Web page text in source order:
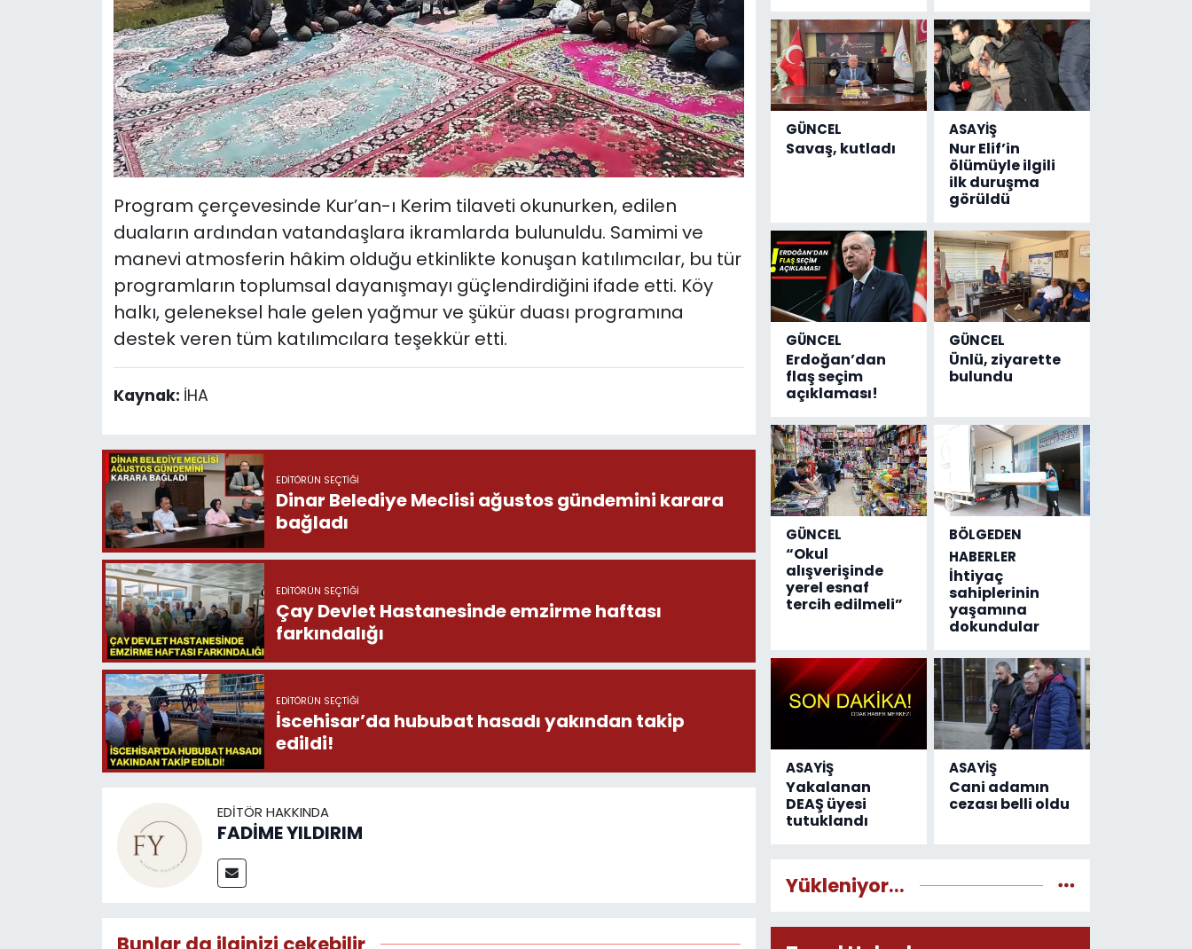
Program çerçevesinde Kur’an-ı Kerim tilaveti okunurken, edilen
duaların ardından vatandaşlara ikramlarda bulunuldu. Samimi ve
manevi atmosferin hâkim olduğu etkinlikte konuşan katılımcılar, bu tür
programların toplumsal dayanışmayı güçlendirdiğini ifade etti. Köy
halkı, geleneksel hale gelen yağmur ve şükür duası programına
destek veren tüm katılımcılara teşekkür etti.
Kaynak: İHA
EDITÖRÜN SEÇTIĞI
Dinar Belediye Meclisi ağustos gündemini karara
bağladı
EDITÖRÜN SEÇTIĞI
Çay Devlet Hastanesinde emzirme haftası
farkındalığı
EDITÖRÜN SEÇTIĞI
İscehisar’da hububat hasadı yakından takip
edildi!
EDITÖR HAKKINDA
FADİME YILDIRIM
GÜNCEL
Savaş, kutladı
ASAYİŞ
Nur Elif’in
ölümüyle ilgili
ilk duruşma
görüldü
GÜNCEL
Erdoğan’dan
flaş seçim
açıklaması!
GÜNCEL
Ünlü, ziyarette
bulundu
GÜNCEL
“Okul
alışverişinde
yerel esnaf
tercih edilmeli”
BÖLGEDEN
HABERLER
İhtiyaç
sahiplerinin
yaşamına
dokundular
ASAYİŞ
Yakalanan
DEAŞ üyesi
tutuklandı
ASAYİŞ
Cani adamın
cezası belli oldu
Yükleniyor...